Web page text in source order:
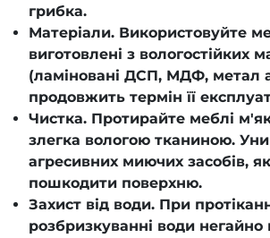
грибка.
Матеріали. Використовуйте
виготовлені з вологостійких
(ламіновані ДСП, МДФ, метал
продовжить термін її
Чистка. Протирайте меблі
злегка вологою тканиною.
агресивних миючих засобів,
пошкодити поверхню.
Захист від води. При
розбризкуванні води негайно